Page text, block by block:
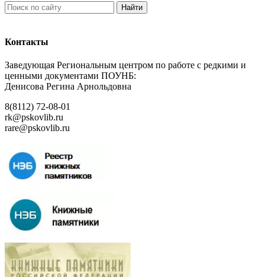
Найти
Контакты
Заведующая Региональным центром по работе с редкими и
ценными документами ПОУНБ:
Денисова Регина Арнольдовна
8(8112) 72-08-01
rk@pskovlib.ru
rare@pskovlib.ru